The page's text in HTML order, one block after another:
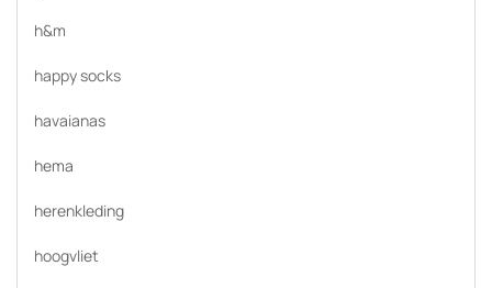
h&m
happy socks
havaianas
hema
herenkleding
hoogvliet